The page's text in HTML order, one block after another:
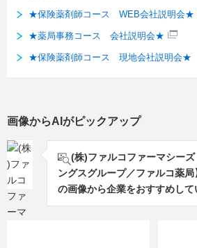
★保険薬剤師コース WEB会社説明会★
★薬局事務コース 会社説明会★
★保険薬剤師コース 現地会社説明会★
画像からAIがピックアップ
(株)ファルコファーマシー
ングスグループ／ファルコ薬
の画像から企業をおすすめして